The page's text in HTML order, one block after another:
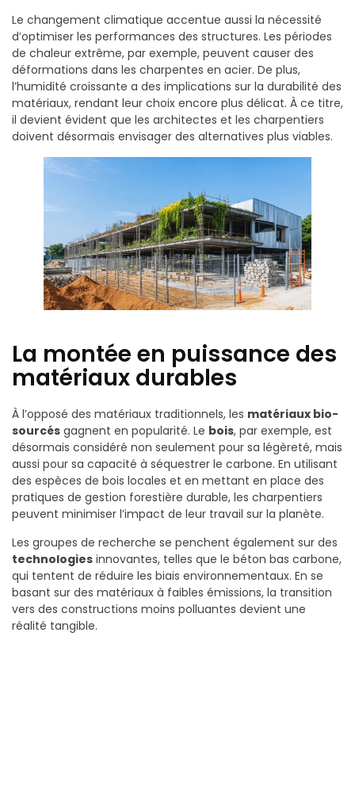
Le changement climatique accentue aussi la nécessité
d’optimiser les performances des structures. Les périodes
de chaleur extrême, par exemple, peuvent causer des
déformations dans les charpentes en acier. De plus,
l’humidité croissante a des implications sur la durabilité des
matériaux, rendant leur choix encore plus délicat. À ce titre,
il devient évident que les architectes et les charpentiers
doivent désormais envisager des alternatives plus viables.
La montée en puissance des
matériaux durables
À l’opposé des matériaux traditionnels, les matériaux bio-
sourcés gagnent en popularité. Le bois, par exemple, est
désormais considéré non seulement pour sa légèreté, mais
aussi pour sa capacité à séquestrer le carbone. En utilisant
des espèces de bois locales et en mettant en place des
pratiques de gestion forestière durable, les charpentiers
peuvent minimiser l’impact de leur travail sur la planète.
Les groupes de recherche se penchent également sur des
technologies innovantes, telles que le béton bas carbone,
qui tentent de réduire les biais environnementaux. En se
basant sur des matériaux à faibles émissions, la transition
vers des constructions moins polluantes devient une
réalité tangible.